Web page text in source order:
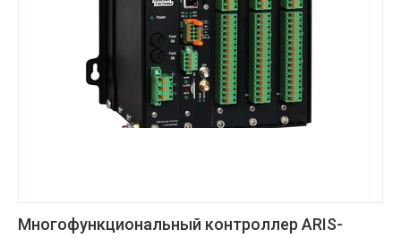
Многофункциональный контроллер ARIS-